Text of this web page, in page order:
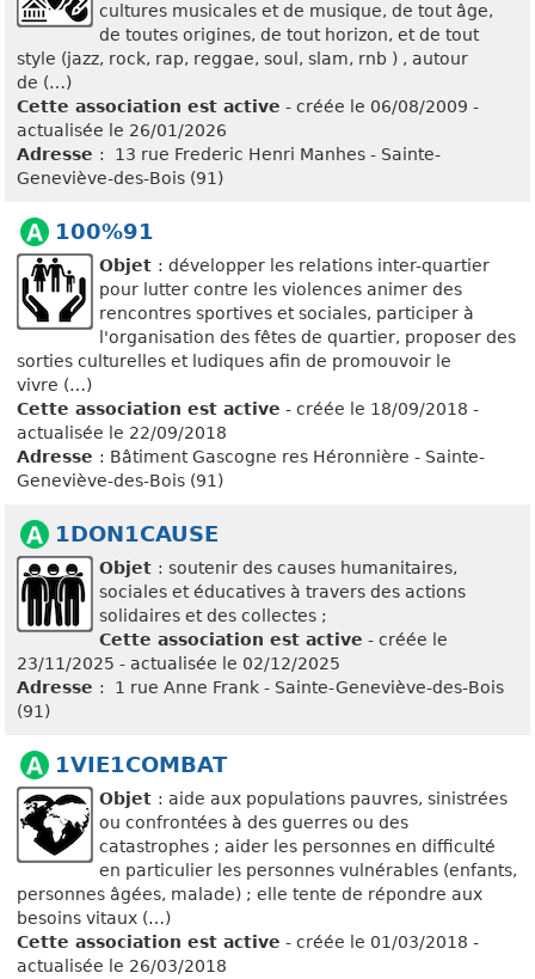
cultures musicales et de musique, de tout âge,
de toutes origines, de tout horizon, et de tout
style (jazz, rock, rap, reggae, soul, slam, rnb ) , autour
de (…)
Cette association est active - créée le 06/08/2009 -
actualisée le 26/01/2026
Adresse : 13 rue Frederic Henri Manhes - Sainte-
Geneviève-des-Bois (91)
100%91
Objet : développer les relations inter-quartier
pour lutter contre les violences animer des
rencontres sportives et sociales, participer à
l'organisation des fêtes de quartier, proposer des
sorties culturelles et ludiques afin de promouvoir le
vivre (…)
Cette association est active - créée le 18/09/2018 -
actualisée le 22/09/2018
Adresse : Bâtiment Gascogne res Héronnière - Sainte-
Geneviève-des-Bois (91)
1DON1CAUSE
Objet : soutenir des causes humanitaires,
sociales et éducatives à travers des actions
solidaires et des collectes ;
Cette association est active - créée le
23/11/2025 - actualisée le 02/12/2025
Adresse : 1 rue Anne Frank - Sainte-Geneviève-des-Bois
(91)
1VIE1COMBAT
Objet : aide aux populations pauvres, sinistrées
ou confrontées à des guerres ou des
catastrophes ; aider les personnes en difficulté
en particulier les personnes vulnérables (enfants,
personnes âgées, malade) ; elle tente de répondre aux
besoins vitaux (…)
Cette association est active - créée le 01/03/2018 -
actualisée le 26/03/2018